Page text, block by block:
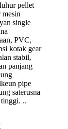
pellet
mesin
single
PVC,
kotak gear
stabil,
panjang
pipe
saterusna
..